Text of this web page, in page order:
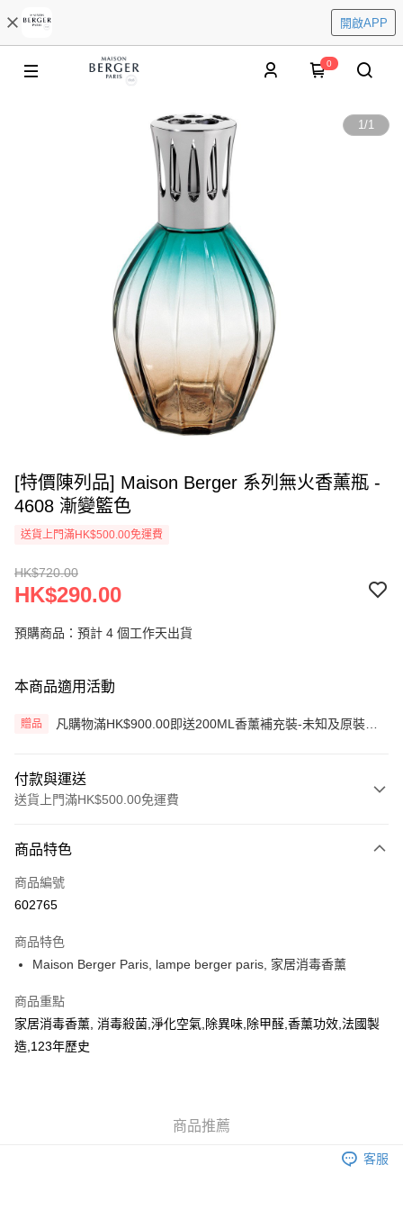
開啟APP
0
1/1
[特價陳列品] Maison Berger 系列無火香薰瓶 -
4608 漸變籃色
送貨上門滿HK$500.00免運費
HK$720.00
HK$290.00
預購商品：預計 4 個工作天出貨
本商品適用活動
贈品
凡購物滿HK$900.00即送200ML香薰補充裝-未知及原裝藤
付款與運送
送貨上門滿HK$500.00免運費
信用卡
AlipayHK
送貨方式
可選擇宅配, 順豐智能櫃, 順豐自提點等 , 如須智能樻提貨請輸入順
豐自提點點碼便可
每筆HK$30.00，滿HK$500.00或以上免運費
商品特色
商品編號
602765
商品特色
Maison Berger Paris, lampe berger paris, 家居消毒香薰
商品重點
家居消毒香薰, 消毒殺菌,淨化空氣,除異味,除甲醛,香薰功效,法國製
造,123年歷史
商品推薦
客服